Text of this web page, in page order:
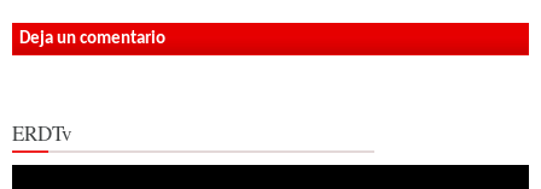
Deja un comentario
ERDTv